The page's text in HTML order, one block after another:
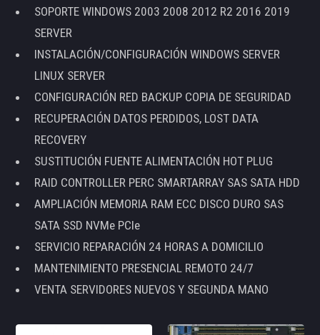
SOPORTE WINDOWS 2003 2008 2012 R2 2016 2019
SERVER
INSTALACIÓN/CONFIGURACIÓN WINDOWS SERVER
LINUX SERVER
CONFIGURACIÓN RED BACKUP COPIA DE SEGURIDAD
RECUPERACIÓN DATOS PERDIDOS, LOST DATA
RECOVERY
SUSTITUCIÓN FUENTE ALIMENTACIÓN HOT PLUG
RAID CONTROLLER PERC SMARTARRAY SAS SATA HDD
AMPLIACIÓN MEMORIA RAM ECC DISCO DURO SAS
SATA SSD NVMe PCIe
SERVICIO REPARACIÓN 24 HORAS A DOMICILIO
MANTENIMIENTO PRESENCIAL REMOTO 24/7
VENTA SERVIDORES NUEVOS Y SEGUNDA MANO